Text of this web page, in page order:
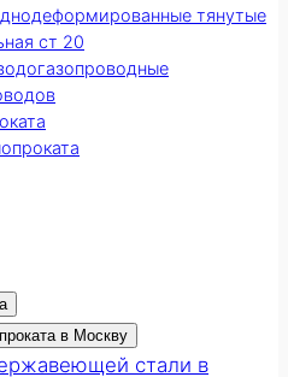
тянутые
ст 20
в Москву
стали в